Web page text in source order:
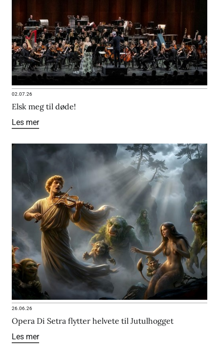
02.07.26
Elsk meg til døde!
Les mer
26.06.26
Opera Di Setra flytter helvete til Jutulhogget
Les mer